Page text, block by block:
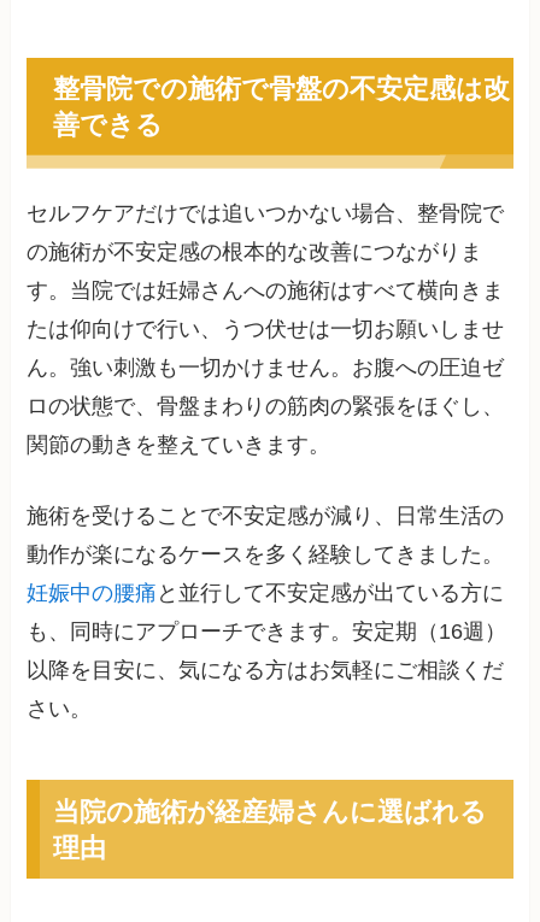
整骨院での施術で骨盤の不安定感は改
善できる
セルフケアだけでは追いつかない場合、整骨院で
の施術が不安定感の根本的な改善につながりま
す。当院では妊婦さんへの施術はすべて横向きま
たは仰向けで行い、うつ伏せは一切お願いしませ
ん。強い刺激も一切かけません。お腹への圧迫ゼ
ロの状態で、骨盤まわりの筋肉の緊張をほぐし、
関節の動きを整えていきます。
施術を受けることで不安定感が減り、日常生活の
動作が楽になるケースを多く経験してきました。
妊娠中の腰痛 と並行して不安定感が出ている方に
も、同時にアプローチできます。安定期（16週）
以降を目安に、気になる方はお気軽にご相談くだ
さい。
当院の施術が経産婦さんに選ばれる
理由